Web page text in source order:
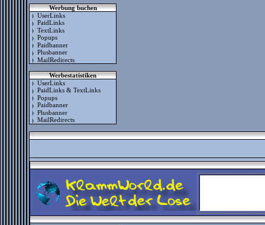
Werbung buchen
UserLinks
PaidLinks
TextLinks
Popups
Paidbanner
Plusbanner
MailRedirects
Werbestatistiken
UserLinks
PaidLinks & TextLinks
Popups
Paidbanner
Plusbanner
MailRedirects